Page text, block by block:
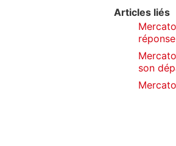
Articles liés
son